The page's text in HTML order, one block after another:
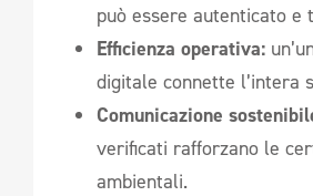
può essere autenticato e
Efficienza operativa:
digitale connette l’intera
Comunicazione
verificati rafforzano le
ambientali.